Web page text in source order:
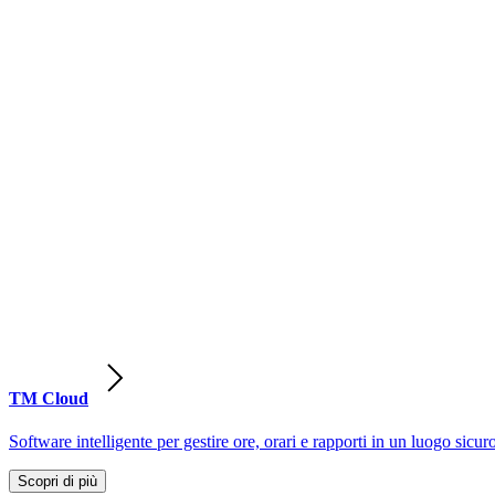
TM Cloud
Software intelligente per gestire ore, orari e rapporti in un luogo
Scopri di più